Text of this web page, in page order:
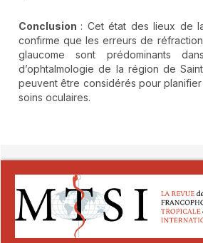
Conclusion : Cet état des lieux de
confirme que les erreurs de
glaucome sont prédominants
d’ophtalmologie de la région de
peuvent être considérés pour
soins oculaires.